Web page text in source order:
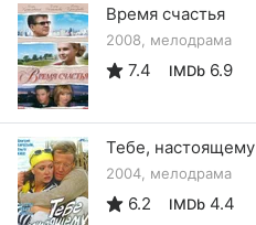
Время счастья
2008, мелодрама
7.4 IMDb 6.9
Тебе, настоящему
2004, мелодрама
6.2 IMDb 4.4